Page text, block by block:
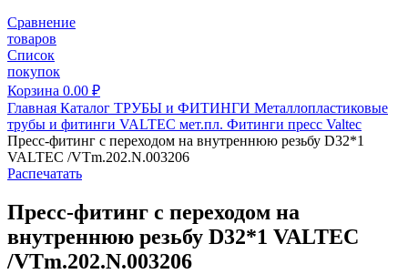
Сравнение
товаров
Список
покупок
Корзина 0.00 ₽
Главная Каталог ТРУБЫ и ФИТИНГИ Металлопластиковые
трубы и фитинги VALTEC мет.пл. Фитинги пресс Valtec
Пресс-фитинг с переходом на внутреннюю резьбу D32*1
VALTEC /VTm.202.N.003206
Распечатать
Пресс-фитинг с переходом на
внутреннюю резьбу D32*1 VALTEC
/VTm.202.N.003206